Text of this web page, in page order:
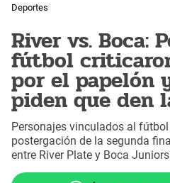
Deportes
River vs. Boca:
fútbol
por el papelón
piden que den
Personajes vinculados al
postergación de la segunda
entre River Plate y Boca